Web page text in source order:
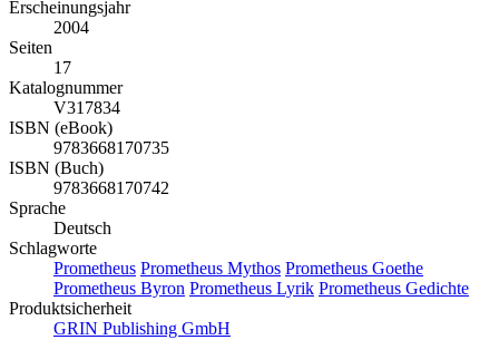
Erscheinungsjahr
2004
Seiten
17
Katalognummer
V317834
ISBN (eBook)
9783668170735
ISBN (Buch)
9783668170742
Sprache
Deutsch
Schlagworte
Prometheus Prometheus Mythos Prometheus Goethe
Prometheus Byron Prometheus Lyrik Prometheus Gedichte
Produktsicherheit
GRIN Publishing GmbH